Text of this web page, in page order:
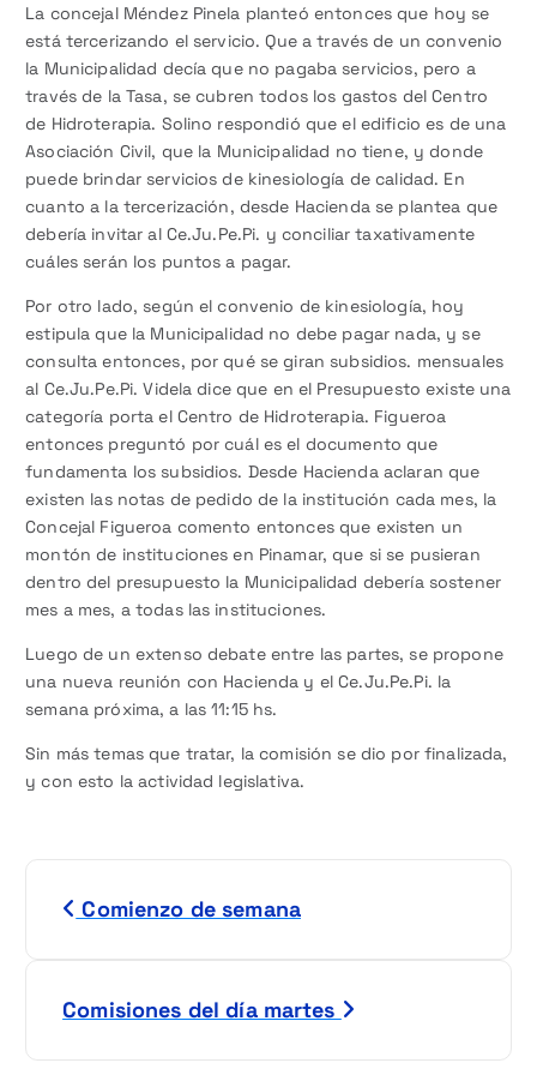
La concejal Méndez Pinela planteó entonces que hoy se
está tercerizando el servicio. Que a través de un convenio
la Municipalidad decía que no pagaba servicios, pero a
través de la Tasa, se cubren todos los gastos del Centro
de Hidroterapia. Solino respondió que el edificio es de una
Asociación Civil, que la Municipalidad no tiene, y donde
puede brindar servicios de kinesiología de calidad. En
cuanto a la tercerización, desde Hacienda se plantea que
debería invitar al Ce.Ju.Pe.Pi. y conciliar taxativamente
cuáles serán los puntos a pagar.
Por otro lado, según el convenio de kinesiología, hoy
estipula que la Municipalidad no debe pagar nada, y se
consulta entonces, por qué se giran subsidios. mensuales
al Ce.Ju.Pe.Pi. Videla dice que en el Presupuesto existe una
categoría porta el Centro de Hidroterapia. Figueroa
entonces preguntó por cuál es el documento que
fundamenta los subsidios. Desde Hacienda aclaran que
existen las notas de pedido de la institución cada mes, la
Concejal Figueroa comento entonces que existen un
montón de instituciones en Pinamar, que si se pusieran
dentro del presupuesto la Municipalidad debería sostener
mes a mes, a todas las instituciones.
Luego de un extenso debate entre las partes, se propone
una nueva reunión con Hacienda y el Ce.Ju.Pe.Pi. la
semana próxima, a las 11:15 hs.
Sin más temas que tratar, la comisión se dio por finalizada,
y con esto la actividad legislativa.
Comienzo de semana
Comisiones del día martes